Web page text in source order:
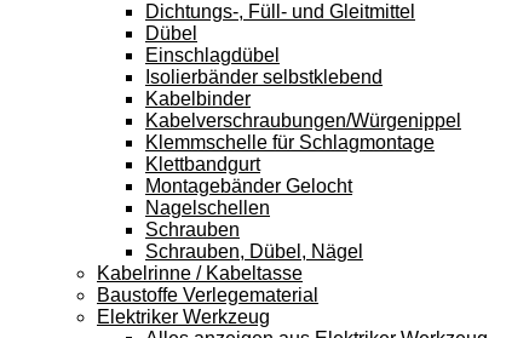
Dichtungs-, Füll- und Gleitmittel
Dübel
Einschlagdübel
Isolierbänder selbstklebend
Kabelbinder
Kabelverschraubungen/Würgenippel
Klemmschelle für Schlagmontage
Klettbandgurt
Montagebänder Gelocht
Nagelschellen
Schrauben
Schrauben, Dübel, Nägel
Kabelrinne / Kabeltasse
Baustoffe Verlegematerial
Elektriker Werkzeug